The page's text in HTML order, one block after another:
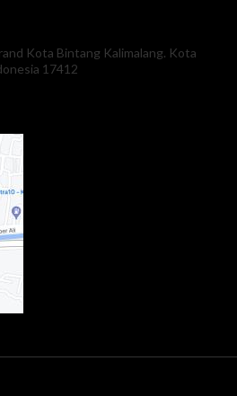
Kota Bintang Kalimalang. Kota
17412